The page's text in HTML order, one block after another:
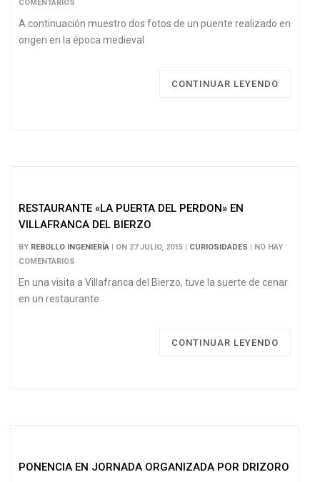
COMENTARIOS
A continuación muestro dos fotos de un puente realizado en
origen en la época medieval
CONTINUAR LEYENDO
RESTAURANTE «LA PUERTA DEL PERDON» EN
VILLAFRANCA DEL BIERZO
BY REBOLLO INGENIERÍA | ON 27 JULIO, 2015 | CURIOSIDADES | NO HAY
COMENTARIOS
En una visita a Villafranca del Bierzo, tuve la suerte de cenar
en un restaurante
CONTINUAR LEYENDO
PONENCIA EN JORNADA ORGANIZADA POR DRIZORO